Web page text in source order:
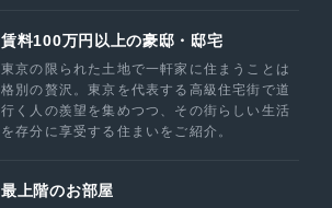
賃料100万円以上の豪邸・邸宅
東京の限られた土地で一軒家に住まうことは
格別の贅沢。東京を代表する高級住宅街で道
行く人の羨望を集めつつ、その街らしい生活
を存分に享受する住まいをご紹介。
最上階のお部屋